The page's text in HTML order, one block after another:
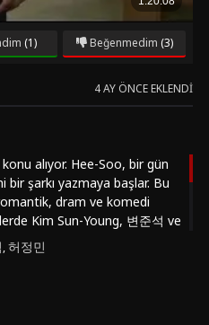
(1) Beğenmedim (3)
4 AY ÖNCE EKLENDI
konu alıyor. Hee-Soo, bir gün
bir şarkı yazmaya başlar. Bu
dram ve komedi
Kim Sun-Young, 변준석 ve
insanları nasıl
ve içsel çatışmalarıyla
,허정민